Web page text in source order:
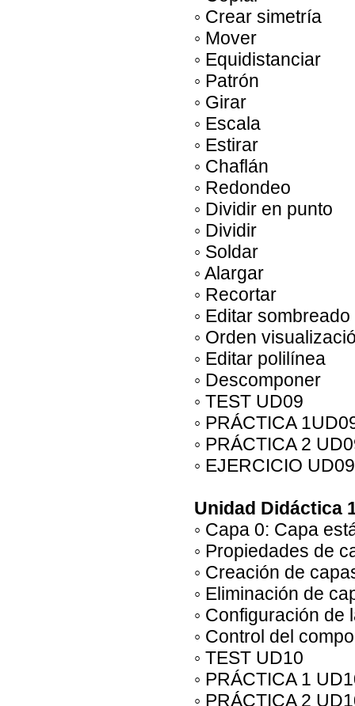
◦ Crear simetría
◦ Mover
◦ Equidistanciar
◦ Patrón
◦ Girar
◦ Escala
◦ Estirar
◦ Chaflán
◦ Redondeo
◦ Dividir en punto
◦ Dividir
◦ Soldar
◦ Alargar
◦ Recortar
◦ Editar sombreado
◦ Orden
◦ Editar polilínea
◦ Descomponer
◦ TEST UD09
◦ PRÁCTICA
◦ PRÁCTICA 2
◦ EJERCICIO
Unidad Didáctica
◦ Capa 0: Capa
◦ Propiedades de
◦ Creación de
◦ Eliminación de
◦ Configuración de
◦ Control del
◦ TEST UD10
◦ PRÁCTICA 1
◦ PRÁCTICA 2